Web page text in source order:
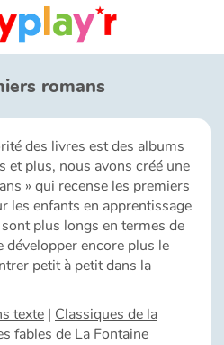
romans
des livres est des albums
et plus, nous avons créé une
» qui recense les premiers
les enfants en apprentissage
plus longs en termes de
développer encore plus le
petit à petit dans la
texte | Classiques de la
fables de La Fontaine